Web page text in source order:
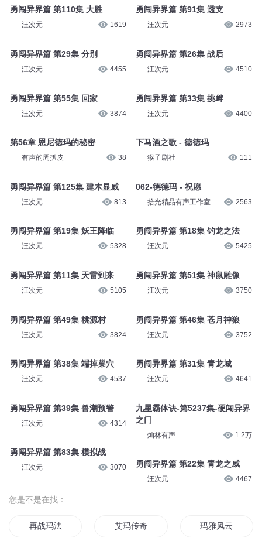
勇闯异界篇 第110集 大胜
汪次元 1619
勇闯异界篇 第29集 分别
汪次元 4455
勇闯异界篇 第55集 回家
汪次元 3874
第56章 恩尼德玛的秘密
有声的周扒皮 38
勇闯异界篇 第125集 建木显威
汪次元 813
勇闯异界篇 第19集 妖王降临
汪次元 5328
勇闯异界篇 第11集 天雷到来
汪次元 5105
勇闯异界篇 第49集 桃源村
汪次元 3824
勇闯异界篇 第38集 端掉巢穴
汪次元 4537
勇闯异界篇 第39集 兽潮预警
汪次元 4314
勇闯异界篇 第83集 模拟战
汪次元 3070
勇闯异界篇 第91集 透支
汪次元 2973
勇闯异界篇 第26集 战后
汪次元 4510
勇闯异界篇 第33集 挑衅
汪次元 4400
下马酒之歌 - 德德玛
猴子剧社 111
062-德德玛 - 祝愿
拾光精品有声工作室 2563
勇闯异界篇 第18集 钓龙之法
汪次元 5425
勇闯异界篇 第51集 神鼠雕像
汪次元 3750
勇闯异界篇 第46集 苍月神狼
汪次元 3752
勇闯异界篇 第31集 青龙城
汪次元 4641
九星霸体诀-第5237集-硬闯异界
之门
灿林有声 1.2万
勇闯异界篇 第22集 青龙之威
汪次元 4467
您是不是在找：
再战玛法 艾玛传奇 玛雅风云